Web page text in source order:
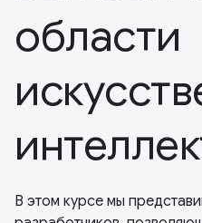
области
В этом курсе мы